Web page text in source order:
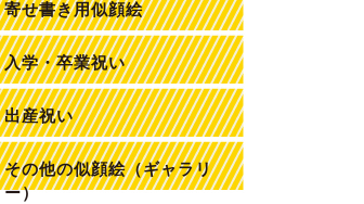
寄せ書き用似顔絵
入学・卒業祝い
出産祝い
その他の似顔絵（ギャラリ
ー）